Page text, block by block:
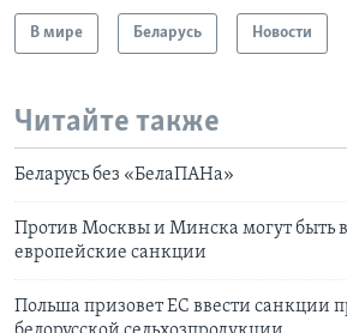
В мире Беларусь Новости
Читайте также
Беларусь без «БелаПАНа»
Против Москвы и Минска могут быть
европейские санкции
Польша призовет ЕС ввести санкции